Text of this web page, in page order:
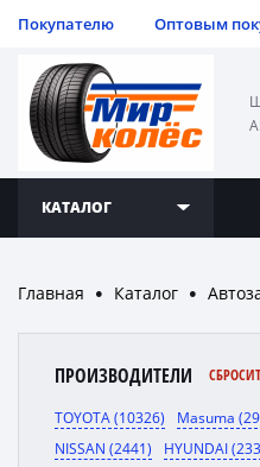
Покупателю Оптовым
КАТАЛОГ
Главная ● Каталог ●
ПРОИЗВОДИТЕЛИ
TOYOTA (10326)
Masuma
NISSAN (2441)
HYUNDAI